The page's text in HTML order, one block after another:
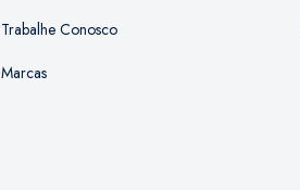
Trabalhe Conosco
Marcas